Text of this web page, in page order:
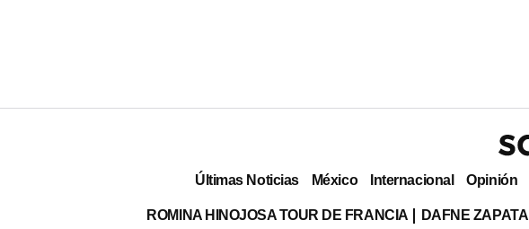
Últimas Noticias México Internacional Opinión
ROMINA HINOJOSA TOUR DE FRANCIA DAFNE ZAPATA